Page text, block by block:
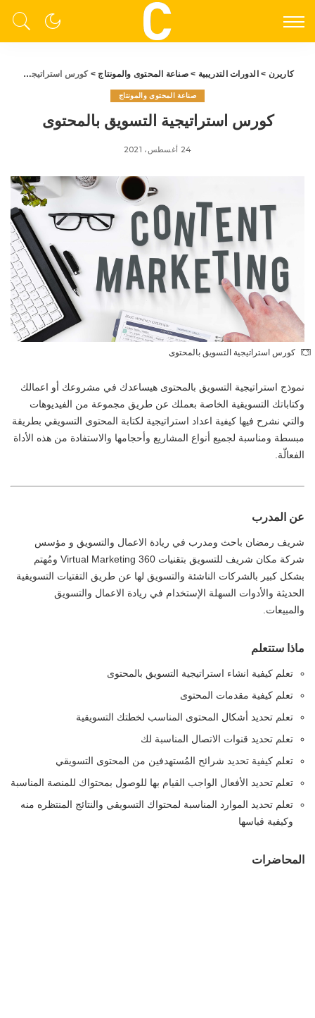
كاريرن > الدورات التدريبية >صناعة المحتوى والمونتاج >كورس استراتيجية التسويق بالمحتوى
صناعة المحتوى والمونتاج
كورس استراتيجية التسويق بالمحتوى
24 أغسطس، 2021
كورس استراتيجية التسويق بالمحتوى
نموذج استراتيجية التسويق بالمحتوى هيساعدك في مشروعك أو اعمالك
وكتاباتك التسويقية الخاصة بعملك عن طريق مجموعة من الفيديوهات
والتي نشرح فيها كيفية اعداد استراتيجية لكتابة المحتوى التسويقي بطريقة
مبسطة ومناسبة لجميع أنواع المشاريع وأحجامها والاستفادة من هذه الأداة
الفعالّة.
عن المدرب
شريف رمضان باحث ومدرب في ريادة الاعمال والتسويق و مؤسس
شركة مكان شريف للتسويق بتقنيات Virtual Marketing 360 ومُهتم
بشكل كبير بالشركات الناشئة والتسويق لها عن طريق التقتيات التسويقية
الحديثة والأدوات السهلة الإستخدام في ريادة الاعمال والتسويق
والمبيعات.
ماذا ستتعلم
تعلم كيفية انشاء استراتيجية التسويق بالمحتوى
تعلم كيفية مقدمات المحتوى
تعلم تحديد أشكال المحتوى المناسب لخطتك التسويقية
تعلم تحديد قنوات الاتصال المناسبة لك
تعلم كيفية تحديد شرائح المُستهدفين من المحتوى التسويقي
تعلم تحديد الأفعال الواجب القيام بها للوصول بمحتواك للمنصة المناسبة
تعلم تحديد الموارد المناسبة لمحتواك التسويقي والنتائج المنتظره منه
وكيفية قياسها
المحاضرات